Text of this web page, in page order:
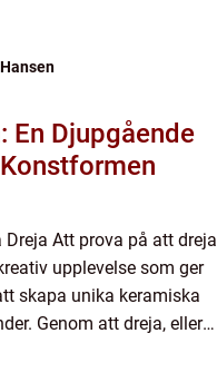
En Djupgående
Dreja Att prova på att dreja
upplevelse som ger
skapa unika keramiska
Genom att dreja, eller